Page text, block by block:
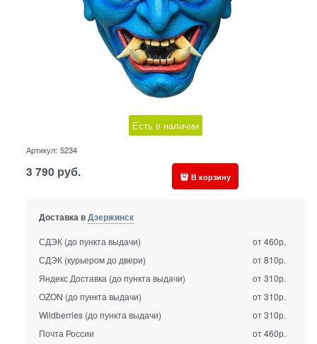
Есть в наличии
Артикул: 5234
3 790 руб. В корзину
Доставка вДзержинск
СДЭК (до пункта выдачи)
от 460р.
СДЭК (курьером до двери)
от 810р.
Яндекс Доставка (до пункта выдачи)
от 310р.
OZON (до пункта выдачи)
от 310р.
Wildberries (до пункта выдачи)
от 310р.
Почта России
от 460р.